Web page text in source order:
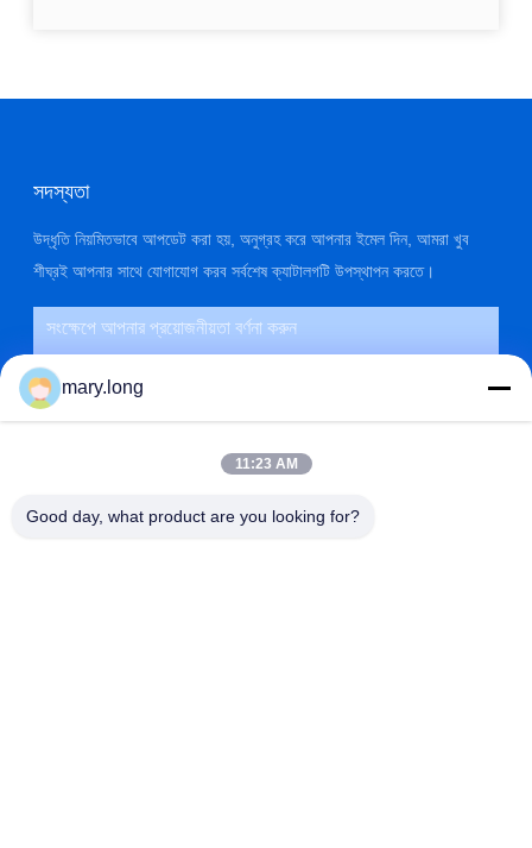
সদস্যতা
উদ্ধৃতি নিয়মিতভাবে আপডেট করা হয়, অনুগ্রহ করে আপনার ইমেল দিন, আমরা খুব
শীঘ্রই আপনার সাথে যোগাযোগ করব সর্বশেষ ক্যাটালগটি উপস্থাপন করতে।
mary.long
11:23 AM
Good day, what product are you looking for?